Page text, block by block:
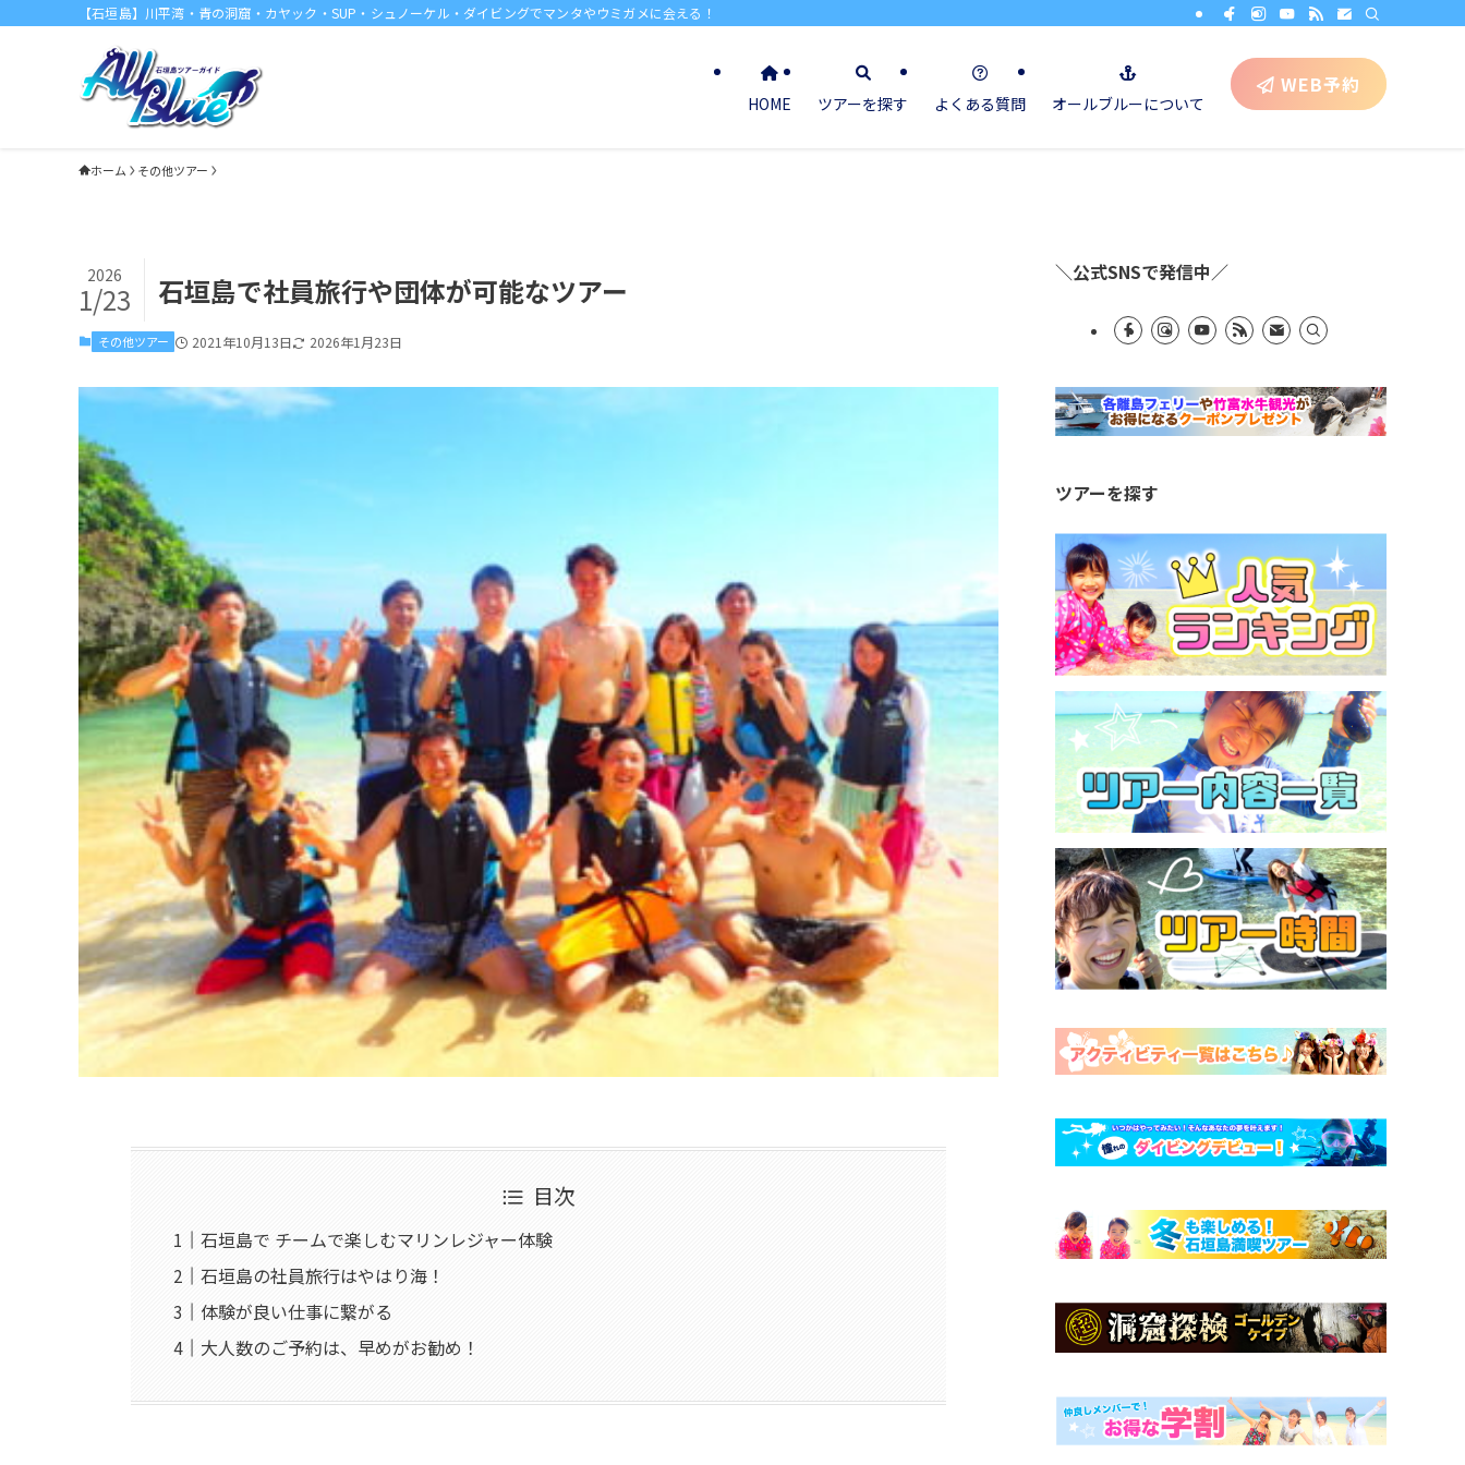
【石垣島】川平湾・青の洞窟・カヤック・SUP・シュノーケル・ダイビングでマンタやウミガメに会える！
HOME ツアーを探す よくある質問 オールブルーについて
WEB予約
ホーム その他ツアー
石垣島で社員旅行や団体が可能なツアー
2026
1/23
その他ツアー 2021年10月13日 2026年1月23日
目次
石垣島で チームで楽しむマリンレジャー体験
石垣島の社員旅行はやはり海！
体験が良い仕事に繋がる
大人数のご予約は、早めがお勧め！
＼公式SNSで発信中／
ツアーを探す